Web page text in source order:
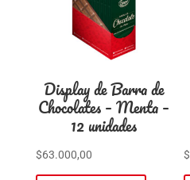
Display de Barra de
Chocolates – Menta –
12 unidades
$63.000,00 $